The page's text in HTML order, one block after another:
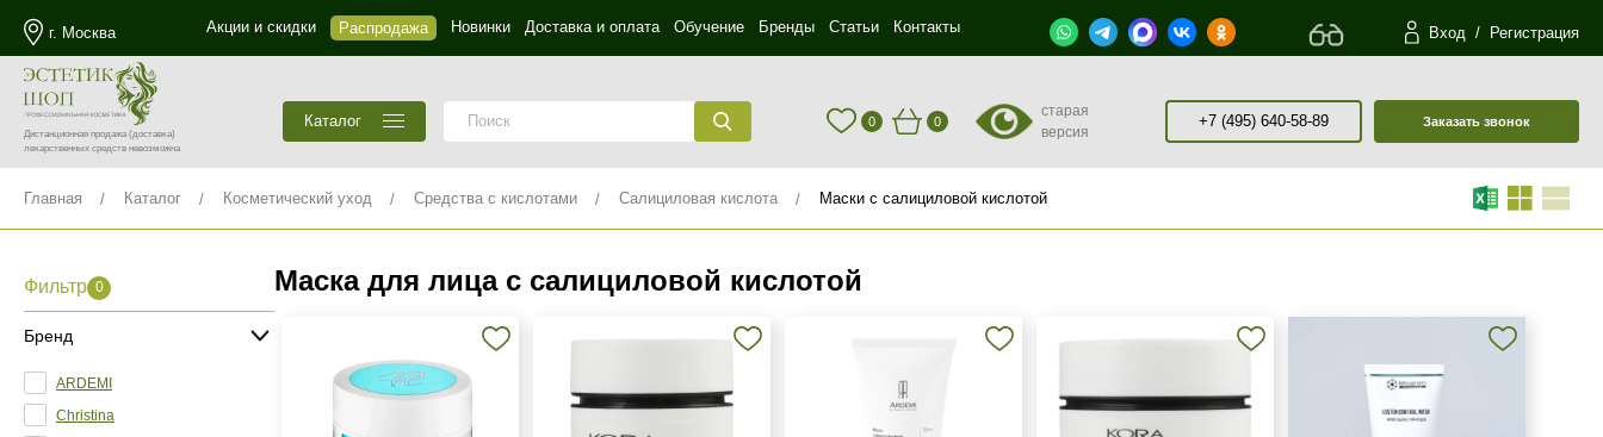
г. Москва Акции и скидки Распродажа Новинки Доставка и оплата Обучение Бренды Статьи Контакты Вход / Регистрация
Дистанционная продажа(доставка)
лекарственных средств невозможна
Каталог 0 0
старая
версия
+7 (495) 640-58-89 Заказать звонок
Главная Каталог Косметический уход Средства с кислотами Салициловая кислота Маски с салициловой кислотой
Фильтр 0
Бренд
ARDEMI
Christina
Маска для лица с салициловой кислотой